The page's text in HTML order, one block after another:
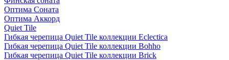
Оптима Соната
Оптима Аккорд
Quiet Tile
Гибкая черепица Quiet Tile коллекции Eclectica
Гибкая черепица Quiet Tile коллекции Bohho
Гибкая черепица Quiet Tile коллекции Brick